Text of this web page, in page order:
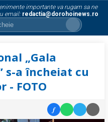
importante va rugam sa ne
email: redactia@dorohoinews.ro
„Gala
s-a încheiat cu
- FOTO
f